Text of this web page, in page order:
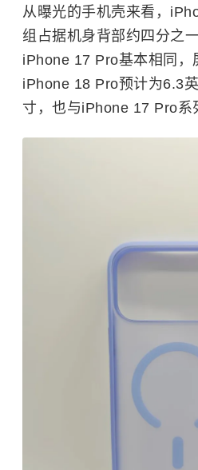
从曝光的手机壳来看，
组占据机身背部约四分之
iPhone 17 Pro基本相同，
iPhone 18 Pro预计为6.3
寸，也与iPhone 17 Pro系